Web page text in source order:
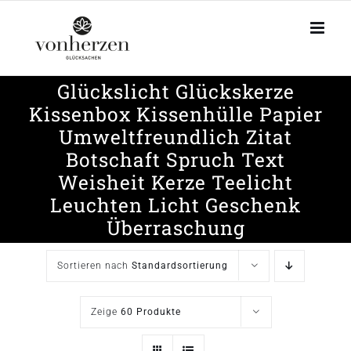
springen
Glückslicht Glückskerze
Kissenbox Kissenhülle Papier
Umweltfreundlich Zitat
Botschaft Spruch Text
Weisheit Kerze Teelicht
Leuchten Licht Geschenk
Überraschung
Sortieren nach Standardsortierung
Zeige 60 Produkte